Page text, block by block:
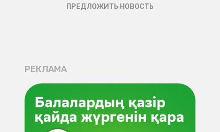
ПРЕДЛОЖИТЬ НОВОСТЬ
РЕКЛАМА